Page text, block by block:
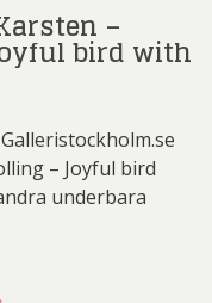
–
bird with
– Joyful bird
underbara